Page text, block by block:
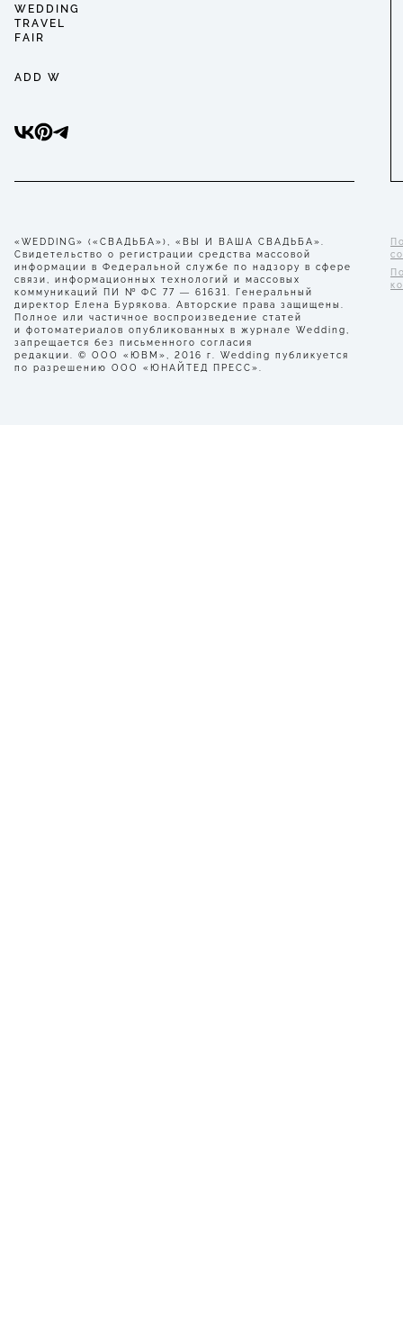
WEDDING
TRAVEL
FAIR
ADD W
«WEDDING» («СВАДЬБА»), «ВЫ И ВАША СВАДЬБА».
Свидетельство о регистрации средства массовой
информации в Федеральной службе по надзору в сфере
связи, информационных технологий и массовых
коммуникаций ПИ № ФС 77 — 61631. Генеральный
директор Елена Бурякова. Авторские права защищены.
Полное или частичное воспроизведение статей
и фотоматериалов опубликованных в журнале Wedding,
запрещается без письменного согласия
редакции. © ООО «ЮВМ», 2016 г. Wedding публикуется
по разрешению ООО «ЮНАЙТЕД ПРЕСС».